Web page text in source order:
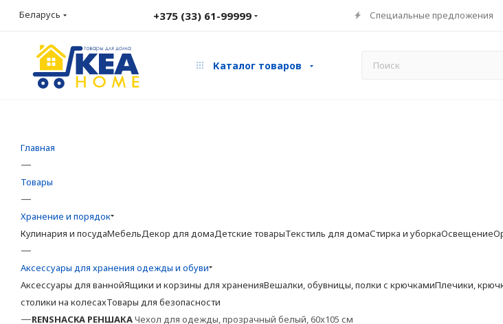
Беларусь +375 (33) 61-99999 Специальные предложения
Каталог товаров
Главная
—
Товары
—
Хранение и порядок
Кулинария и посудаМебельДекор для домаДетские товарыТекстиль для домаСтирка и уборкаОсвещение
—
Аксессуары для хранения одежды и обуви
Аксессуары для ваннойЯщики и корзины для храненияВешалки, обувницы, полки с крючкамиПлечики,
столики на колесахТовары для безопасности
—RENSHACKA РЕНШАКАЧехол для одежды, прозрачный белый, 60x105 см